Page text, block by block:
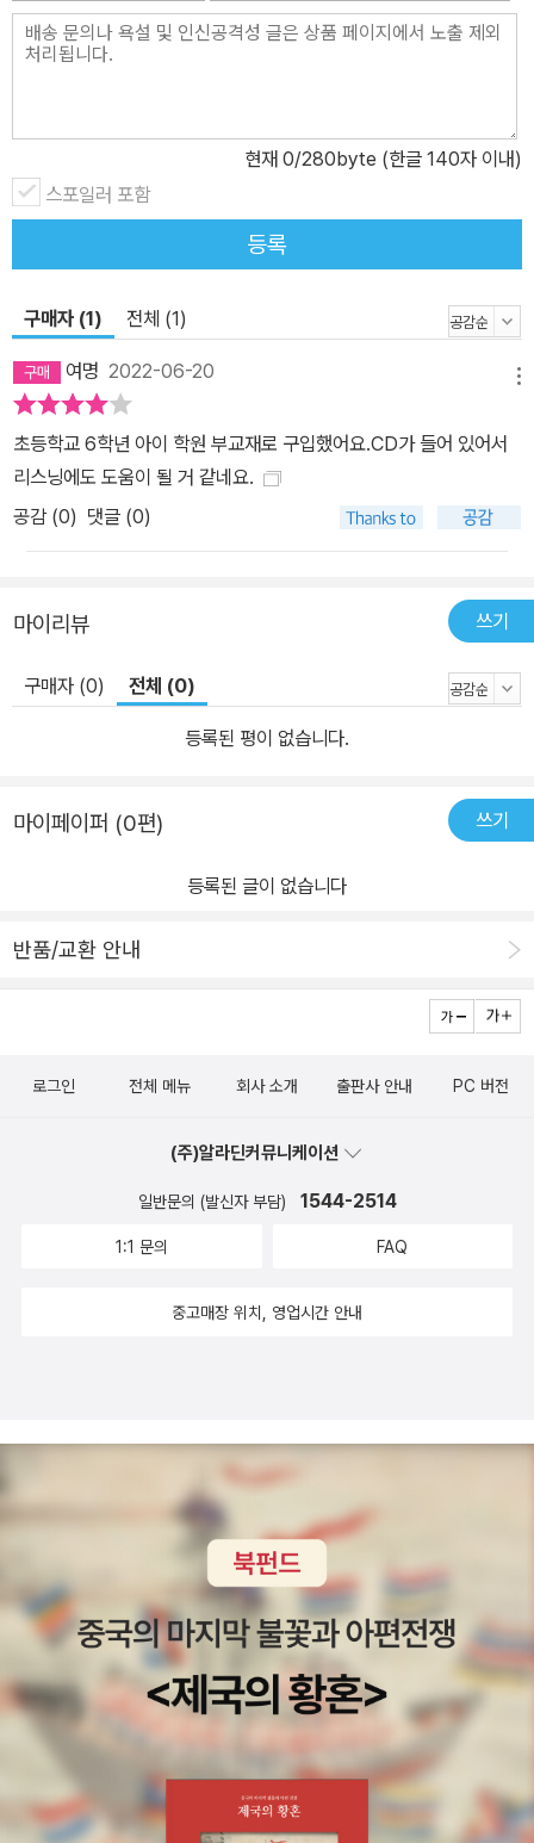
현재 0/280byte (한글 140자 이내)
스포일러 포함
등록
구매자 (1) 전체 (1)
여명 2022-06-20
초등학교 6학년 아이 학원 부교재로 구입했어요.CD가 들어 있어서
리스닝에도 도움이 될 거 같네요.
공감 (0) 댓글 (0)
마이리뷰 쓰기
구매자 (0) 전체 (0)
등록된 평이 없습니다.
마이페이퍼 (0편) 쓰기
등록된 글이 없습니다
반품/교환 안내
로그인 전체 메뉴 회사 소개 출판사 안내 PC 버전
(주)알라딘커뮤니케이션
일반문의 (발신자 부담) 1544-2514
1:1 문의 FAQ
중고매장 위치, 영업시간 안내